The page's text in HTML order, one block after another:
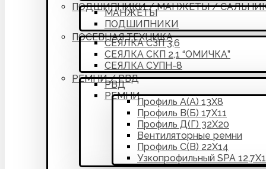
ПОДШИПНИКИ / МАНЖЕТЫ /
МАНЖЕТЫ
ПОДШИПНИКИ
ПОСЕВНАЯ ТЕХНИКА
СЕЯЛКА СЗП 3,6
СЕЯЛКА СКП 2,1 “ОМИЧКА”
СЕЯЛКА СУПН-8
РЕМНИ / РВД
РВД
РЕМНИ
Профиль А(А) 13Х8
Профиль В(Б) 17Х11
Профиль Д(Г) 32Х20
Вентиляторные ремни
Профиль С(В) 22Х14
Узкопрофильный SPA